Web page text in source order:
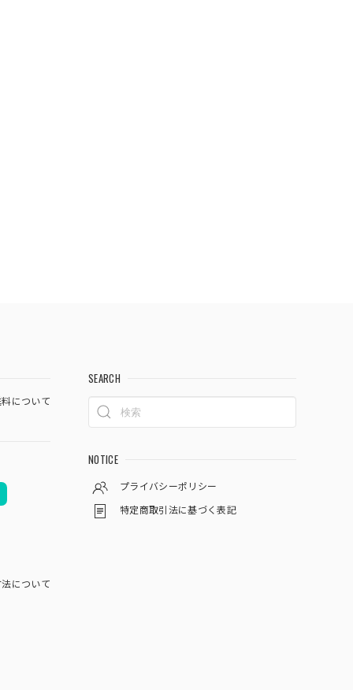
について
について
SEARCH
NOTICE
プライバシーポリシー
特定商取引法に基づく表記